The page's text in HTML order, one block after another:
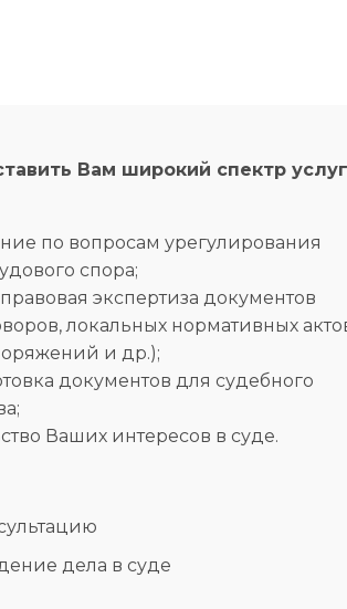
Вам широкий спектр
по вопросам урегулирования
спора;
экспертиза документов
локальных нормативных
и др.);
документов для судебного
Ваших интересов в суде.
дела в суде